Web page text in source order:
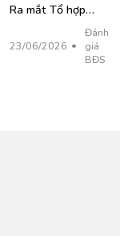
Ra mắt Tổ hợp
căn hộ S-Light
Tower – Tuyệt tác
Hạc văn thiên tại
23/06/2026
Đánh
giá
BĐS